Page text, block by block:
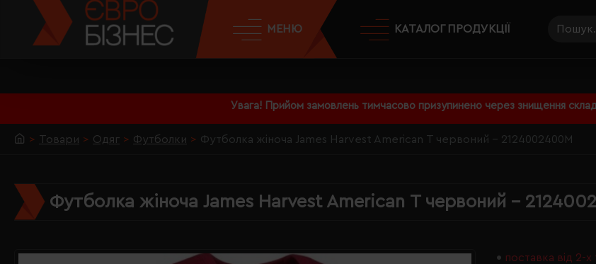
Увага! Прийом замовлень тимчасово призупинено через знищення
МЕНЮ КАТАЛОГ ПРОДУКЦІЇ
Товари Одяг Футболки Футболка жіноча James Harvest American Т червоний - 2124002400M
Футболка жіноча James Harvest American Т червоний -
поставка від 2-х